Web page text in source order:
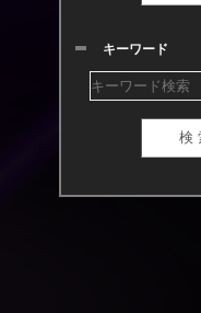
キーワード